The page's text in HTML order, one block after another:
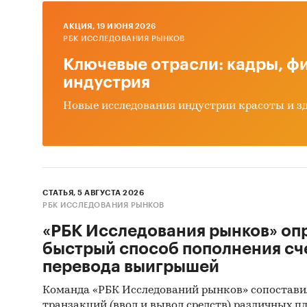
Язык
AКЦИЯ, 19 ИЮНЯ 2026
РБК ИССЛЕДОВАНИЯ РЫНКОВ
Ключевые отрасли: кадры,
индустрия
Новые исследования индустрии красоты и
СТАТЬЯ, 5 АВГУСТА 2026
РБК ИССЛЕДОВАНИЯ РЫНКОВ
«РБК Исследования рынков»
быстрый способ пополнения
перевода выигрышей
Команда «РБК Исследований рынков»